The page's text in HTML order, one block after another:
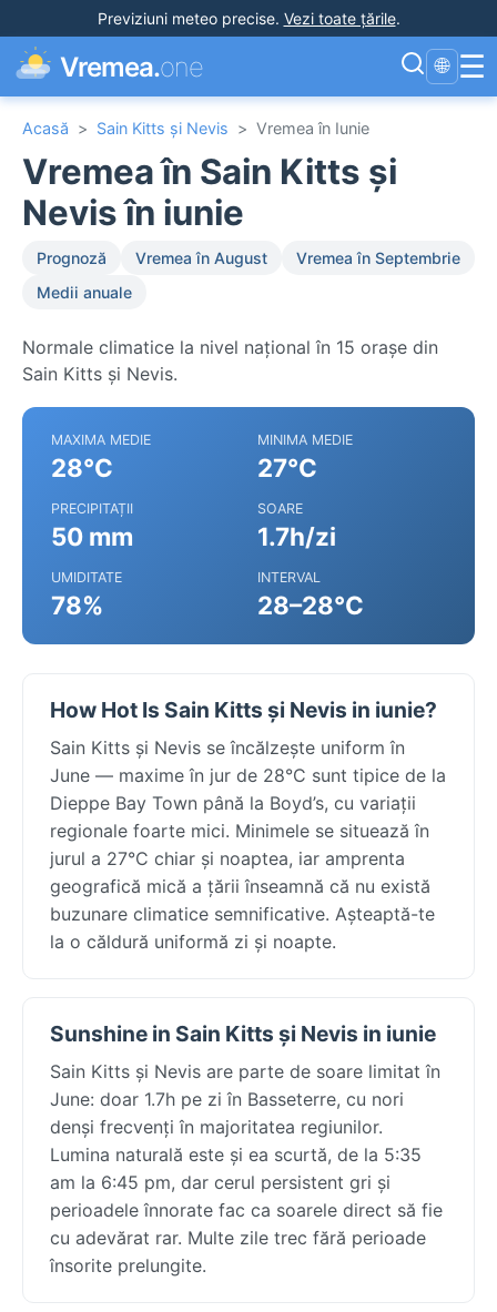
Previziuni meteo precise. Vezi toate țările.
Vremea.one 🌐 ☰
Acasă > Sain Kitts și Nevis > Vremea în Iunie
Vremea în Sain Kitts și
Nevis în iunie
Prognoză Vremea în August
Vremea în Septembrie
Medii anuale
Normale climatice la nivel național în 15 orașe din
Sain Kitts și Nevis.
MAXIMA MEDIE
28°C
MINIMA MEDIE
27°C
PRECIPITAȚII
50 mm
SOARE
1.7h/zi
UMIDITATE
78%
INTERVAL
28–28°C
How Hot Is Sain Kitts și Nevis in iunie?
Sain Kitts și Nevis se încălzește uniform în
June — maxime în jur de 28°C sunt tipice de la
Dieppe Bay Town până la Boyd’s, cu variații
regionale foarte mici. Minimele se situează în
jurul a 27°C chiar și noaptea, iar amprenta
geografică mică a țării înseamnă că nu există
buzunare climatice semnificative. Așteaptă-te
la o căldură uniformă zi și noapte.
Sunshine in Sain Kitts și Nevis in iunie
Sain Kitts și Nevis are parte de soare limitat în
June: doar 1.7h pe zi în Basseterre, cu nori
denși frecvenți în majoritatea regiunilor.
Lumina naturală este și ea scurtă, de la 5:35
am la 6:45 pm, dar cerul persistent gri și
perioadele înnorate fac ca soarele direct să fie
cu adevărat rar. Multe zile trec fără perioade
însorite prelungite.